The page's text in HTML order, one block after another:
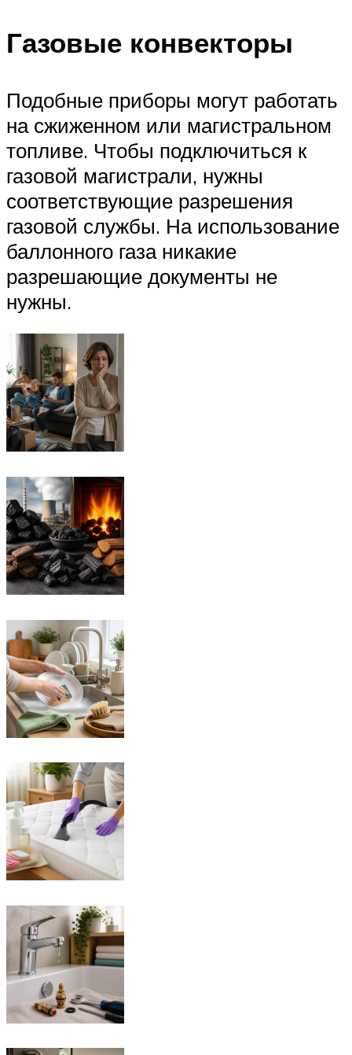
Газовые конвекторы
Подобные приборы могут работать
на сжиженном или магистральном
топливе. Чтобы подключиться к
газовой магистрали, нужны
соответствующие разрешения
газовой службы. На использование
баллонного газа никакие
разрешающие документы не
нужны.